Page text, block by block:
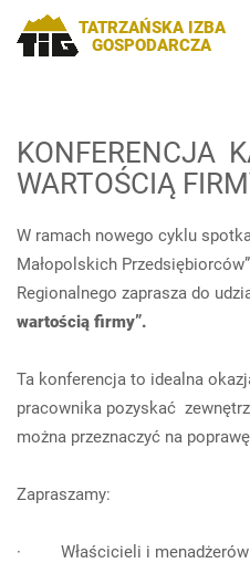
TATRZAŃSKA IZBA
GOSPODARCZA
KONFERENCJA
WARTOŚCIĄ
W ramach nowego cyklu
Małopolskich
Regionalnego zaprasza do
wartością firmy”.
Ta konferencja to idealna
pracownika pozyskać
można przeznaczyć na
Zapraszamy:
· Właścicieli i menadżerów